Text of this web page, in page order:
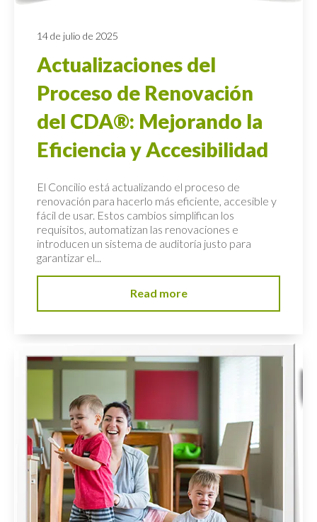
14 de julio de 2025
Actualizaciones del
Proceso de Renovación
del CDA®: Mejorando la
Eficiencia y Accesibilidad
El Concilio está actualizando el proceso de
renovación para hacerlo más eficiente, accesible y
fácil de usar. Estos cambios simplifican los
requisitos, automatizan las renovaciones e
introducen un sistema de auditoría justo para
garantizar el...
Read more